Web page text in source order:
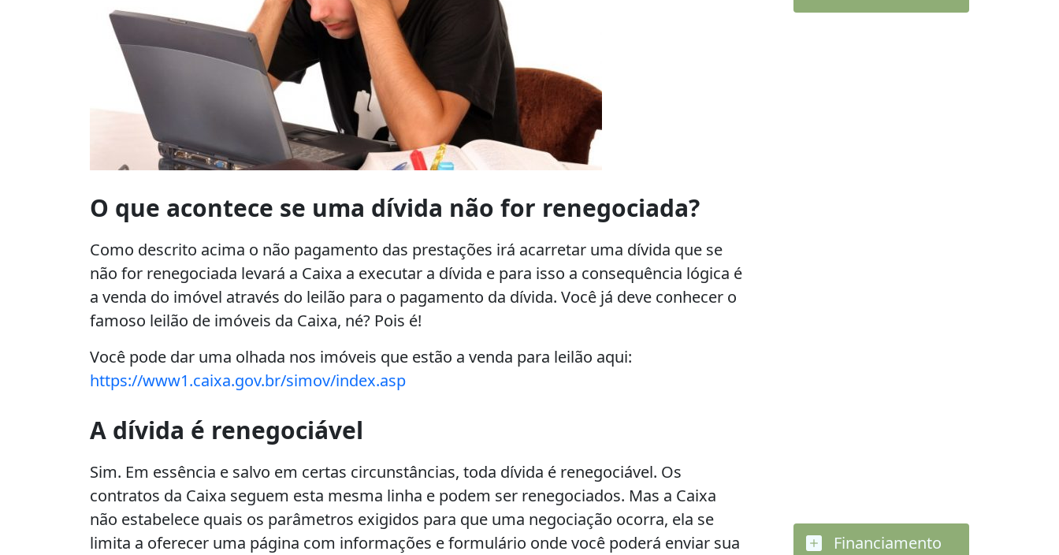
O que acontece se uma dívida não for renegociada?
Como descrito acima o não pagamento das prestações irá acarretar uma dívida que se
não for renegociada levará a Caixa a executar a dívida e para isso a consequência lógica é
a venda do imóvel através do leilão para o pagamento da dívida. Você já deve conhecer o
famoso leilão de imóveis da Caixa, né? Pois é!
Você pode dar uma olhada nos imóveis que estão a venda para leilão aqui:
https://www1.caixa.gov.br/simov/index.asp
A dívida é renegociável
Sim. Em essência e salvo em certas circunstâncias, toda dívida é renegociável. Os
contratos da Caixa seguem esta mesma linha e podem ser renegociados. Mas a Caixa
não estabelece quais os parâmetros exigidos para que uma negociação ocorra, ela se
limita a oferecer uma página com informações e formulário onde você poderá enviar sua
Financiamento